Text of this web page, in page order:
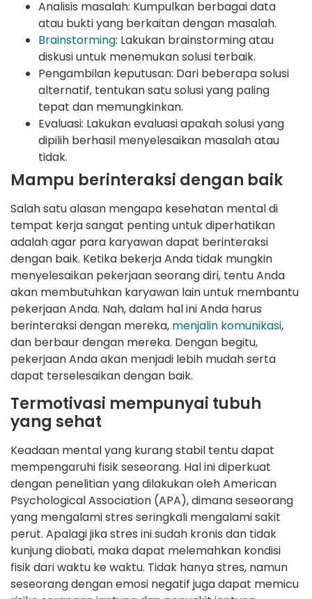
Analisis masalah: Kumpulkan berbagai data
atau bukti yang berkaitan dengan masalah.
Brainstorming: Lakukan brainstorming atau
diskusi untuk menemukan solusi terbaik.
Pengambilan keputusan: Dari beberapa solusi
alternatif, tentukan satu solusi yang paling
tepat dan memungkinkan.
Evaluasi: Lakukan evaluasi apakah solusi yang
dipilih berhasil menyelesaikan masalah atau
tidak.
Mampu berinteraksi dengan baik
Salah satu alasan mengapa kesehatan mental di
tempat kerja sangat penting untuk diperhatikan
adalah agar para karyawan dapat berinteraksi
dengan baik. Ketika bekerja Anda tidak mungkin
menyelesaikan pekerjaan seorang diri, tentu Anda
akan membutuhkan karyawan lain untuk membantu
pekerjaan Anda. Nah, dalam hal ini Anda harus
berinteraksi dengan mereka, menjalin komunikasi,
dan berbaur dengan mereka. Dengan begitu,
pekerjaan Anda akan menjadi lebih mudah serta
dapat terselesaikan dengan baik.
Termotivasi mempunyai tubuh
yang sehat
Keadaan mental yang kurang stabil tentu dapat
mempengaruhi fisik seseorang. Hal ini diperkuat
dengan penelitian yang dilakukan oleh American
Psychological Association (APA), dimana seseorang
yang mengalami stres seringkali mengalami sakit
perut. Apalagi jika stres ini sudah kronis dan tidak
kunjung diobati, maka dapat melemahkan kondisi
fisik dari waktu ke waktu. Tidak hanya stres, namun
seseorang dengan emosi negatif juga dapat memicu